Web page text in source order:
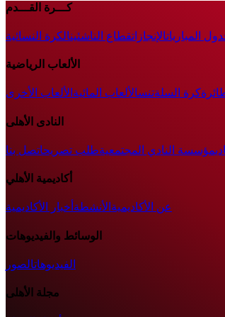
كـــرة القـــدم
المبارياتالإنجازاتقطاع الناشئينالكرة النسائية
الألعاب الرياضية
كرة السلةتنسالألعاب المائية الألعاب الأخرى
النادى الأهلى
مؤسسة النادي المجتمعيةطلب تصريحاتصل بنا
أكاديمية الأهلي
عن الأكاديمية الأنشطة أخبار الأكاديمية
الوسائط والفيديوهات
الفيديوهاتالصور
مجلة الأهلى